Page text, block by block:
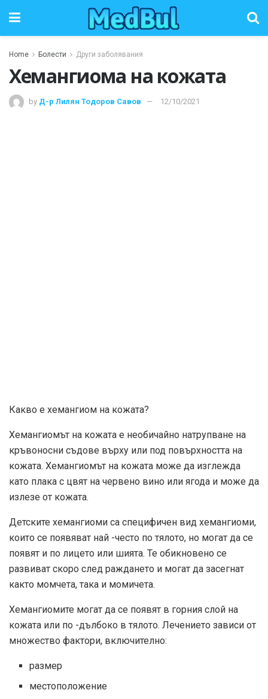
Home Болести Други заболявания
Хемангиома на кожата
by Д-р Лилян Тодоров Савов 12/10/2021
Какво е хемангиом на кожата?
Хемангиомът на кожата е необичайно натрупване на
кръвоносни съдове върху или под повърхността на
кожата. Хемангиомът на кожата може да изглежда
като плака с цвят на червено вино или ягода и може да
излезе от кожата.
Детските хемангиоми са специфичен вид хемангиоми,
които се появяват най -често по тялото, но могат да се
появят и по лицето или шията. Те обикновено се
развиват скоро след раждането и могат да засегнат
както момчета, така и момичета.
Хемангиомите могат да се появят в горния слой на
кожата или по -дълбоко в тялото. Лечението зависи от
множество фактори, включително:
размер
местоположение